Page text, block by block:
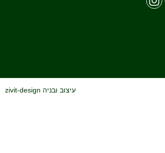
עיצוב ובניה zivit-design